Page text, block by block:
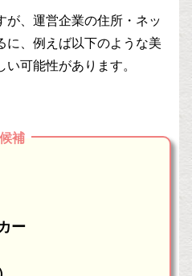
が、運営企業の住所・ネッ
に、例えば以下のような美
可能性があります。
補
ー